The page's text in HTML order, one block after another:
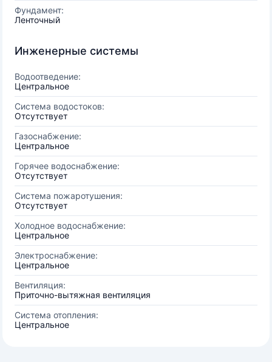
Фундамент:
Ленточный
Инженерные системы
Водоотведение:
Центральное
Система водостоков:
Отсутствует
Газоснабжение:
Центральное
Горячее водоснабжение:
Отсутствует
Система пожаротушения:
Отсутствует
Холодное водоснабжение:
Центральное
Электроснабжение:
Центральное
Вентиляция:
Приточно-вытяжная вентиляция
Система отопления:
Центральное